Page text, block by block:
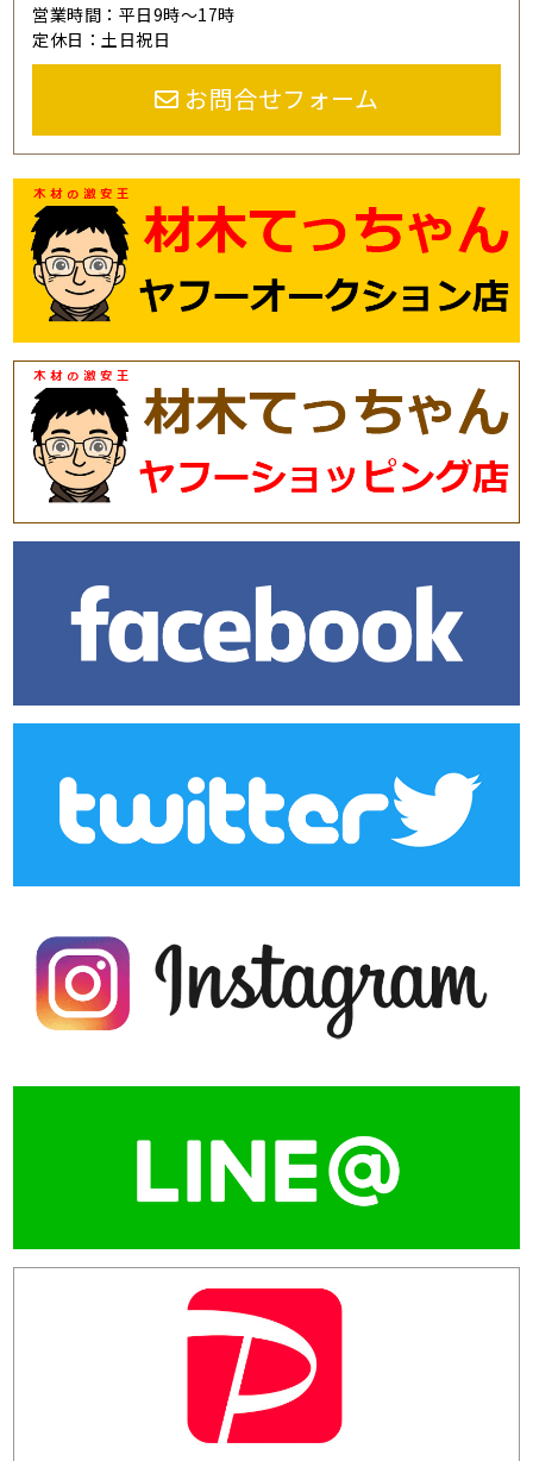
営業時間：平日9時～17時
定休日：土日祝日
お問合せフォーム